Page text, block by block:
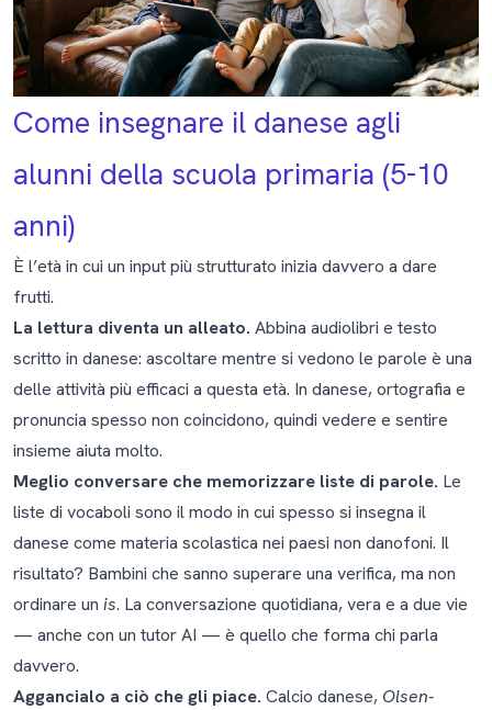
Come insegnare il danese agli
alunni della scuola primaria (5-10
anni)
È l’età in cui un input più strutturato inizia davvero a dare
frutti.
La lettura diventa un alleato. Abbina audiolibri e testo
scritto in danese: ascoltare mentre si vedono le parole è una
delle attività più efficaci a questa età. In danese, ortografia e
pronuncia spesso non coincidono, quindi vedere e sentire
insieme aiuta molto.
Meglio conversare che memorizzare liste di parole. Le
liste di vocaboli sono il modo in cui spesso si insegna il
danese come materia scolastica nei paesi non danofoni. Il
risultato? Bambini che sanno superare una verifica, ma non
ordinare un is. La conversazione quotidiana, vera e a due vie
— anche con un tutor AI — è quello che forma chi parla
davvero.
Aggancialo a ciò che gli piace. Calcio danese, Olsen-